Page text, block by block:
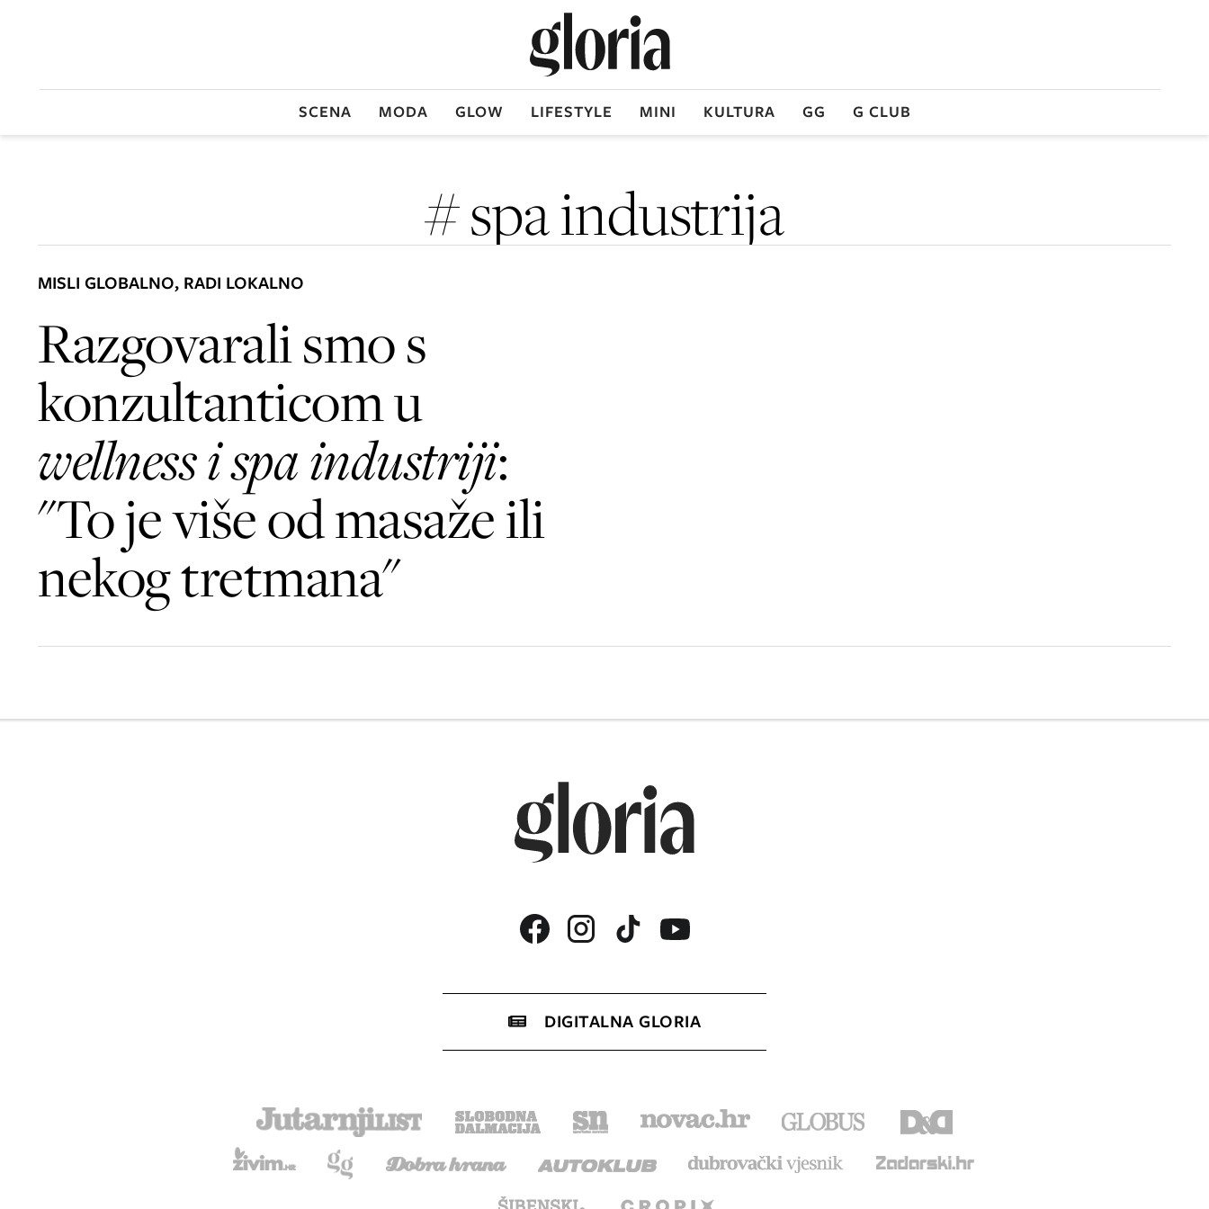
SCENA MODA GLOW LIFESTYLE MINI KULTURA GG G CLUB
# spa industrija
MISLI GLOBALNO, RADI LOKALNO
Razgovarali smo s
konzultanticom u
wellness i spa industriji:
"To je više od masaže ili
nekog tretmana"
DIGITALNA GLORIA